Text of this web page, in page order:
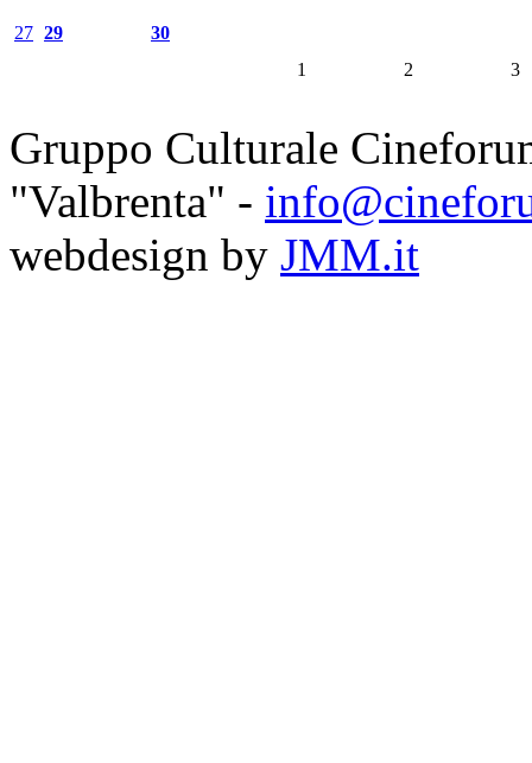
27 29
30
1
2 3
Gruppo Culturale
"Valbrenta" -
webdesign by JMM.it